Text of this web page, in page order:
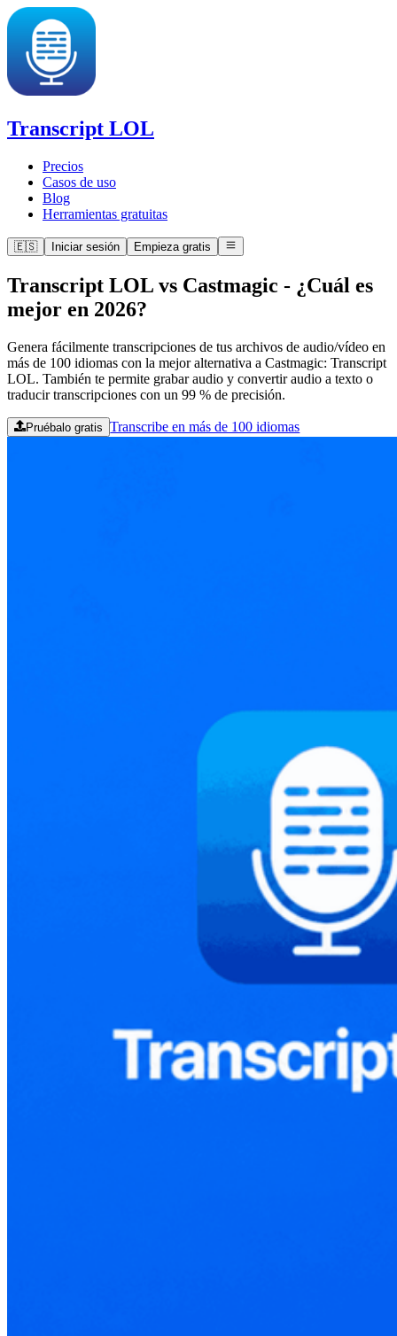
Transcript LOL
Precios
Casos de uso
Blog
Herramientas gratuitas
🇪🇸 Iniciar sesión Empieza gratis
Transcript LOL vs Castmagic - ¿Cuál es
mejor en 2026?
Genera fácilmente transcripciones de tus archivos de audio/vídeo en
más de 100 idiomas con la mejor alternativa a Castmagic: Transcript
LOL. También te permite grabar audio y convertir audio a texto o
traducir transcripciones con un 99 % de precisión.
Pruébalo gratis Transcribe en más de 100 idiomas